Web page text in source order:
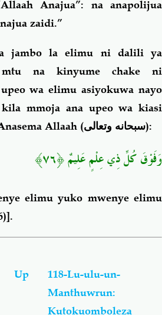
Anajua”: na anapolijua
zaidi.”
jambo la elimu ni dalili ya
mtu na kinyume chake ni
wa elimu asiyokuwa nayo
mmoja ana upeo wa kiasi
Allaah (سبحانه وتعالى):
وَفَوْقَ كُلِّ ذِي عِلْمٍ عَلِيمٌ ﴿٧٦﴾
elimu yuko mwenye elimu
Up
118-Lu-ulu-un-
Manthuwrun:
Kutokuomboleza